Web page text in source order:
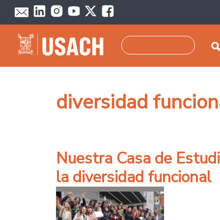
Pasar al contenido principal
diversidad
Nuestra Casa de
la diversidad funcional